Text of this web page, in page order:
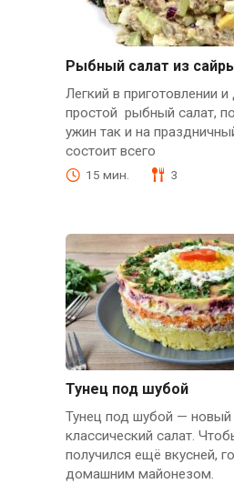
Рыбный салат из
Легкий в приготовлении
простой рыбный салат,
ужин так и на
состоит всего
15 мин. 3
Тунец под шубой
Тунец под шубой — новый
классический салат.
получился ещё вкусней,
домашним майонезом.